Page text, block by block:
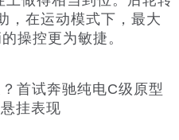
，在运动模式下，最大
操控更为敏捷。